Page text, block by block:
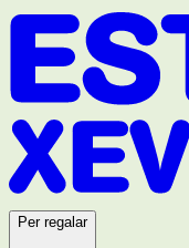
Per regalar